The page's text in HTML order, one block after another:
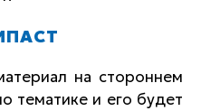
на стороннем
тематике и его будет